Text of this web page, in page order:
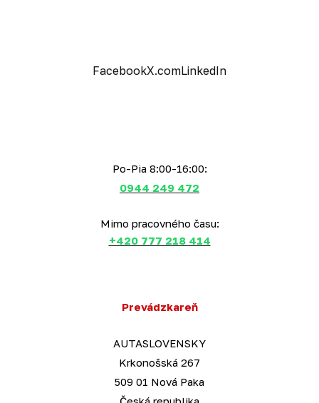
FacebookX.comLinkedIn
Po-Pia 8:00-16:00:
0944 249 472
Mimo pracovného času:
+420 777 218 414
Prevádzkareň
AUTASLOVENSKY
Krkonošská 267
509 01 Nová Paka